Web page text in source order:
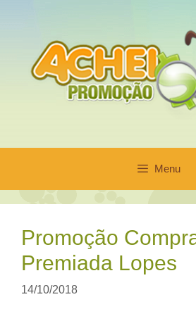
conteúdo
Menu
Promoção
Premiada Lopes
14/10/2018